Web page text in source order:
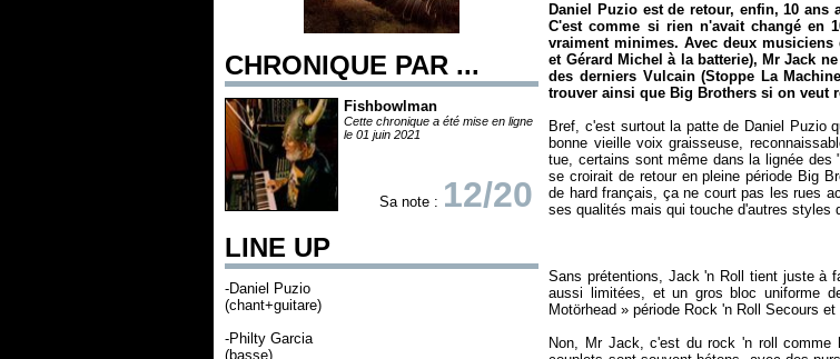
CHRONIQUE PAR ...
Fishbowlman
Cette chronique a été mise en ligne
le 01 juin 2021
Sa note : 12/20
LINE UP
-Daniel Puzio
(chant+guitare)
-Philty Garcia
(basse)
Daniel Puzio est de retour, enfin, 10 ans
C'est comme si rien n'avait changé en
vraiment minimes. Avec deux
et Gérard Michel à la batterie), Mr Jack
des derniers Vulcain (Stoppe La
trouver ainsi que Big Brothers si on veut
Bref, c'est surtout la patte de Daniel Puzio
bonne vieille voix graisseuse,
tue, certains sont même dans la lignée
se croirait de retour en pleine période Big
de hard français, ça ne court pas les rues
Sans prétentions, Jack 'n Roll tient juste à
aussi limitées, et un gros bloc uniforme
Motörhead » période Rock 'n Roll Secours et
Non, Mr Jack, c'est du rock 'n roll